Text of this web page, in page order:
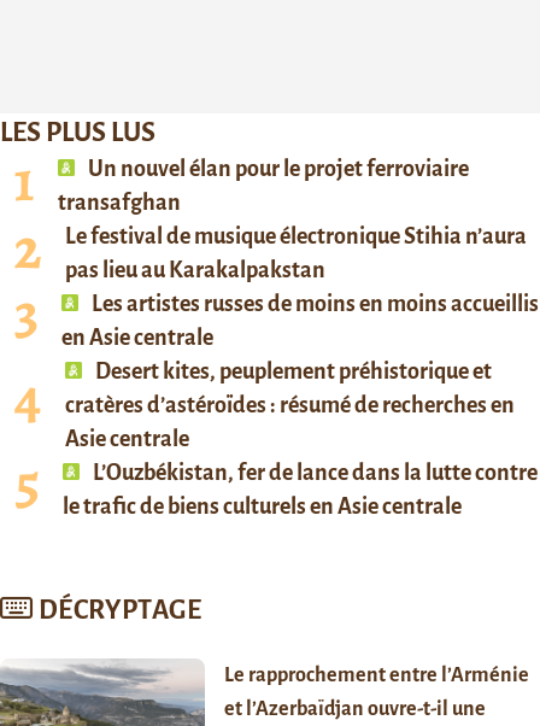
LES PLUS LUS
Un nouvel élan pour le projet ferroviaire
transafghan
Le festival de musique électronique Stihia n’aura
pas lieu au Karakalpakstan
Les artistes russes de moins en moins accueillis
en Asie centrale
Desert kites, peuplement préhistorique et
cratères d’astéroïdes : résumé de recherches en
Asie centrale
L’Ouzbékistan, fer de lance dans la lutte contre
le trafic de biens culturels en Asie centrale
DÉCRYPTAGE
Le rapprochement entre l’Arménie
et l’Azerbaïdjan ouvre-t-il une